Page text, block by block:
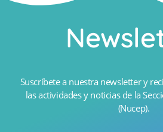
Suscríbete a nuestra newsletter y
las actividades y noticias de la
(Nucep).